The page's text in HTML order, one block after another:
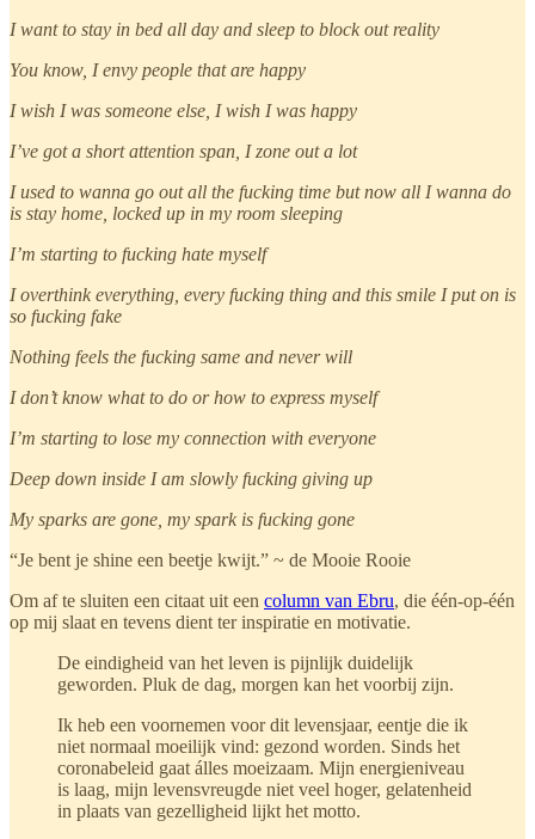
I want to stay in bed all day and sleep to block out reality
You know, I envy people that are happy
I wish I was someone else, I wish I was happy
I’ve got a short attention span, I zone out a lot
I used to wanna go out all the fucking time but now all I wanna do
is stay home, locked up in my room sleeping
I’m starting to fucking hate myself
I overthink everything, every fucking thing and this smile I put on is
so fucking fake
Nothing feels the fucking same and never will
I don’t know what to do or how to express myself
I’m starting to lose my connection with everyone
Deep down inside I am slowly fucking giving up
My sparks are gone, my spark is fucking gone
“Je bent je shine een beetje kwijt.” ~ de Mooie Rooie
Om af te sluiten een citaat uit een column van Ebru, die één-op-één
op mij slaat en tevens dient ter inspiratie en motivatie.
De eindigheid van het leven is pijnlijk duidelijk
geworden. Pluk de dag, morgen kan het voorbij zijn.
Ik heb een voornemen voor dit levensjaar, eentje die ik
niet normaal moeilijk vind: gezond worden. Sinds het
coronabeleid gaat álles moeizaam. Mijn energieniveau
is laag, mijn levensvreugde niet veel hoger, gelatenheid
in plaats van gezelligheid lijkt het motto.